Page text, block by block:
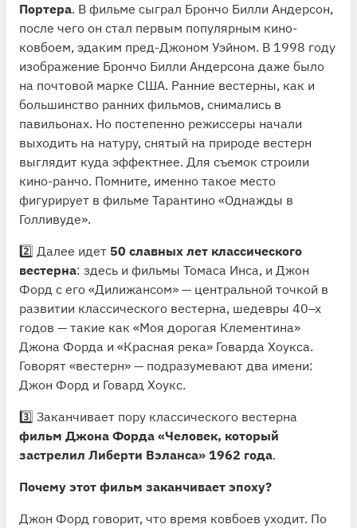
Портера. В фильме сыграл Брончо Билли Андерсон,
после чего он стал первым популярным кино-
ковбоем, эдаким пред-Джоном Уэйном. В 1998 году
изображение Брончо Билли Андерсона даже было
на почтовой марке США. Ранние вестерны, как и
большинство ранних фильмов, снимались в
павильонах. Но постепенно режиссеры начали
выходить на натуру, снятый на природе вестерн
выглядит куда эффектнее. Для съемок строили
кино-ранчо. Помните, именно такое место
фигурирует в фильме Тарантино «Однажды в
Голливуде».
2️⃣ Далее идет 50 славных лет классического
вестерна: здесь и фильмы Томаса Инса, и Джон
Форд с его «Дилижансом» — центральной точкой в
развитии классического вестерна, шедевры 40–х
годов — такие как «Моя дорогая Клементина»
Джона Форда и «Красная река» Говарда Хоукса.
Говорят «вестерн» — подразумевают два имени:
Джон Форд и Говард Хоукс.
3️⃣ Заканчивает пору классического вестерна
фильм Джона Форда «Человек, который
застрелил Либерти Вэланса» 1962 года.
Почему этот фильм заканчивает эпоху?
Джон Форд говорит, что время ковбоев уходит. По